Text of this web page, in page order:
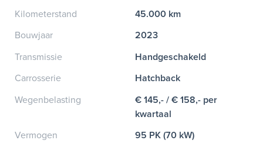
Kilometerstand
45.000 km
Bouwjaar
2023
Transmissie
Handgeschakeld
Carrosserie
Hatchback
Wegenbelasting
€ 145,- / € 158,- per
kwartaal
Vermogen
95 PK (70 kW)